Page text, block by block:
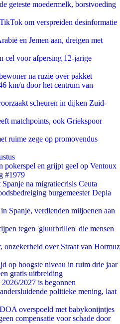
geteste moedermelk, borstvoeding
om verspreiden desinformatie
en Jemen aan, dreigen met
cel voor afpersing 12-jarige
na ruzie over pakket
km/u door het centrum van
scheuren in dijken Zuid-
matchpoints, ook Griekspoor
ruime zege op promovendus
pokerspel en grijpt geel op Ventoux
#1979
na migratiecrisis Ceuta
burgemeester Depla
Spanje, verdienden miljoenen aan
tegen 'gluurbrillen' die mensen
onzekerheid over Straat van Hormuz
op hoogste niveau in ruim drie jaar
gratis uitbreiding
2027 is begonnen
politieke mening, laat
overspoeld met babykonijntjes
compensatie voor schade door